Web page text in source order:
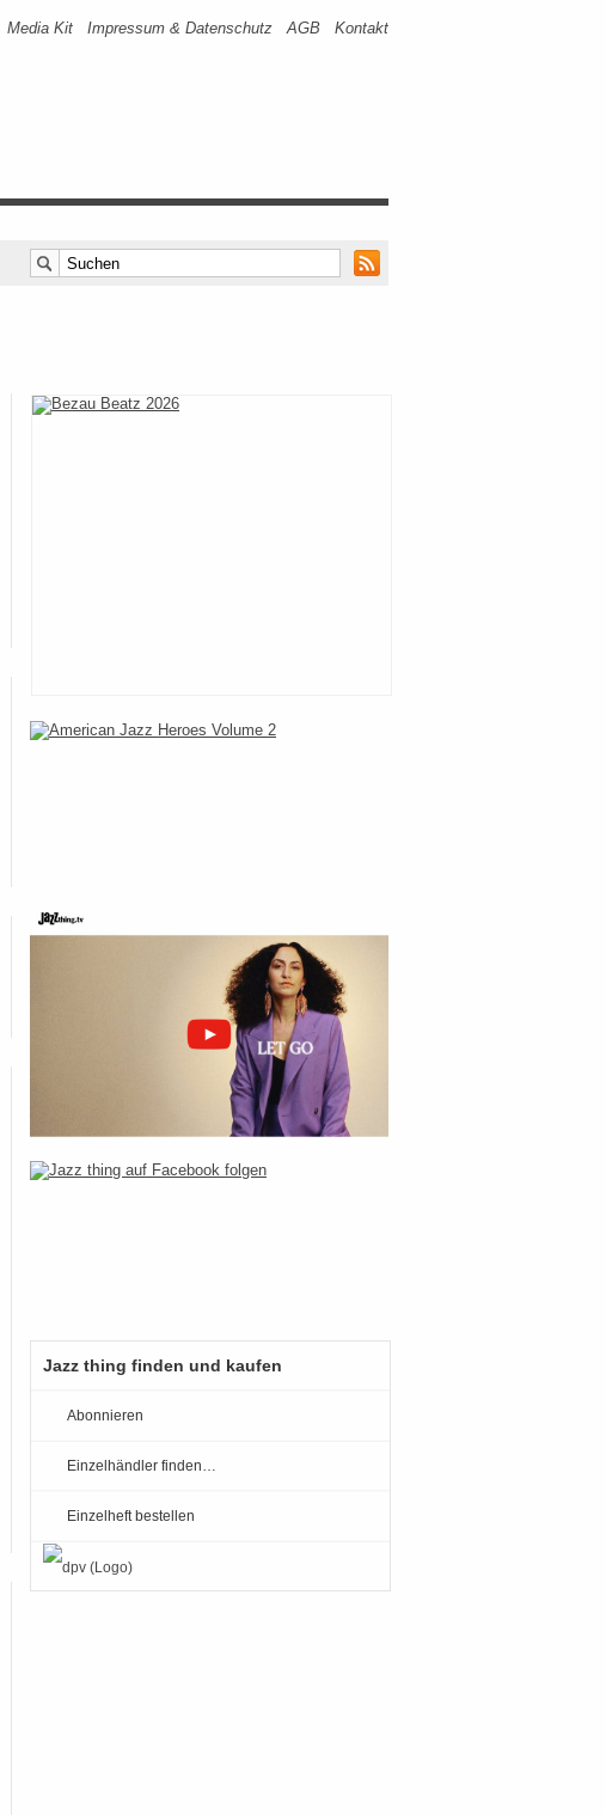
Media Kit Impressum & Datenschutz AGB Kontakt
Jazz thing finden und kaufen
Abonnieren
Einzelhändler finden…
Einzelheft bestellen